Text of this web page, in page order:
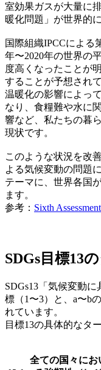
室効果ガスが大量に
暖化問題」が世界的
国際組織IPCCによる
年〜2020年の世界の
度高くなったことが
することが予想されて
温暖化の影響によっ
なり、食糧難や水に
響など、私たちの暮
現状です。
このような状況を改
よる気候変動の問題
テーマに、世界各国
ます。
参考： Sixth
SDGs目標13
SDGs13「気候変動
標（1〜3）と、a〜b
れています。
目標13の具体的なタ
全ての国々に